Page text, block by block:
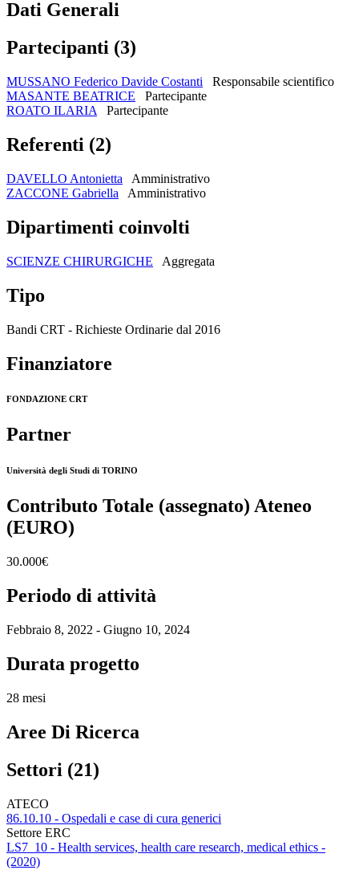
Dati Generali
Partecipanti (3)
MUSSANO Federico Davide Costanti
Responsabile scientifico
MASANTE BEATRICE
Partecipante
ROATO ILARIA
Partecipante
Referenti (2)
DAVELLO Antonietta
Amministrativo
ZACCONE Gabriella
Amministrativo
Dipartimenti coinvolti
SCIENZE CHIRURGICHE Aggregata
Tipo
Bandi CRT - Richieste Ordinarie dal 2016
Finanziatore
FONDAZIONE CRT
Partner
Università degli Studi di TORINO
Contributo Totale (assegnato) Ateneo
(EURO)
30.000€
Periodo di attività
Febbraio 8, 2022 - Giugno 10, 2024
Durata progetto
28 mesi
Aree Di Ricerca
Settori (21)
ATECO
86.10.10 - Ospedali e case di cura generici
Settore ERC
LS7_10 - Health services, health care research, medical ethics -
(2020)